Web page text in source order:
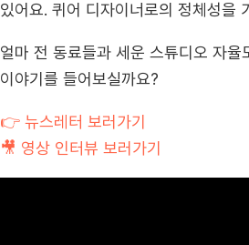
있어요. 퀴어 디자이너로의 정체성을
얼마 전 동료들과 세운 스튜디오 자
이야기를 들어보실까요?
👉 뉴스레터 보러가기
🎥 영상 인터뷰 보러가기